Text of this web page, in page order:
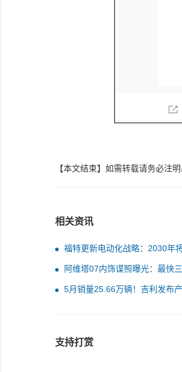
【本文结束】如需转载请务必注
相关资讯
福特更新电动化战略：2030年
阿维塔07内饰谍照曝光：最快
5月销量25.66万辆！吉利发布
支持打赏